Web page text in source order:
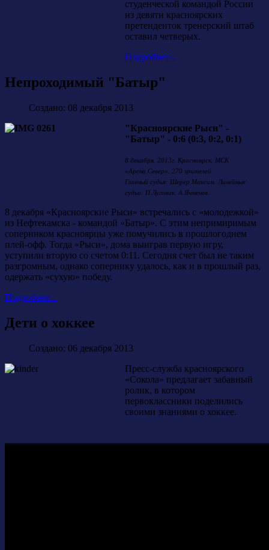
студенческой командой России
из девяти красноярских
претенденток тренерский штаб
оставил четверых.
Подробнее...
Непроходимый "Батыр"
Создано: 08 декабря 2013
"Красноярские Рыси" -
"Батыр" - 0:6 (0:3, 0:2, 0:1)
8 декабря. 2013г. Красноярск. МСК
«Арена.Север». 270 зрителей
Главный судья: Шерер Максим. Линейные
судьи: П.Луговик. А.Ячменев.
8 декабря «Красноярские Рыси» встречались с «молодежкой»
из Нефтекамска - командой «Батыр». С этим непримиримым
соперником красноярцы уже помучились в прошлогоднем
плей-офф. Тогда «Рыси», дома выиграв первую игру,
уступили вторую со счетом 0:11. Сегодня счет был не таким
разгромным, однако сопернику удалось, как и в прошлый раз,
одержать «сухую» победу.
Подробнее...
Дети о хоккее
Создано: 06 декабря 2013
Пресс-служба красноярского
«Сокола» предлагает забавный
ролик, в котором
первоклассники поделились
своими знаниями о хоккее.